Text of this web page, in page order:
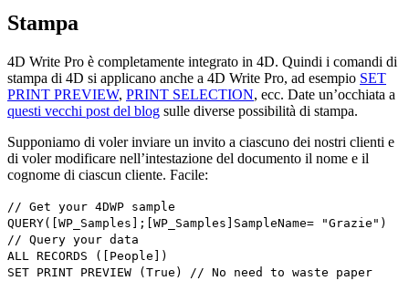
Stampa
4D Write Pro è completamente integrato in 4D. Quindi i comandi di
stampa di 4D si applicano anche a 4D Write Pro, ad esempio SET
PRINT PREVIEW, PRINT SELECTION, ecc. Date un’occhiata a
questi vecchi post del blog sulle diverse possibilità di stampa.
Supponiamo di voler inviare un invito a ciascuno dei nostri clienti e
di voler modificare nell’intestazione del documento il nome e il
cognome di ciascun cliente. Facile:
// Get your 4DWP sample
QUERY( [WP_Samples] ; [WP_Samples]SampleName= "Grazie")
// Query your data
ALL RECORDS ( [People]
)
SET PRINT PREVIEW ( True ) // No need to waste paper